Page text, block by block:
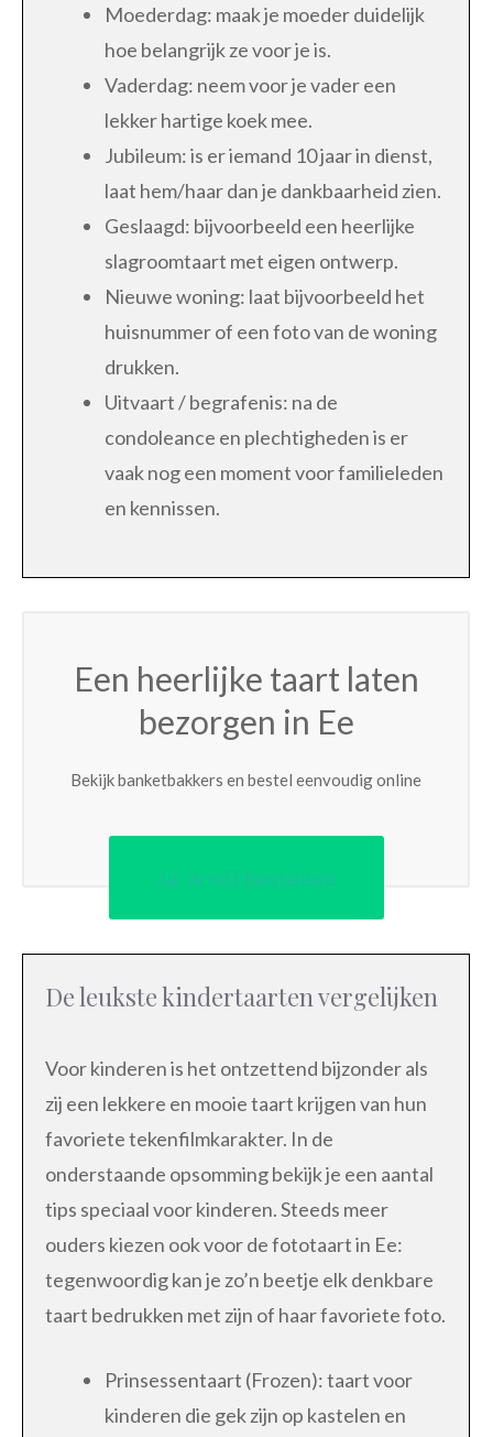
Moederdag: maak je moeder duidelijk
hoe belangrijk ze voor je is.
Vaderdag: neem voor je vader een
lekker hartige koek mee.
Jubileum: is er iemand 10 jaar in dienst,
laat hem/haar dan je dankbaarheid zien.
Geslaagd: bijvoorbeeld een heerlijke
slagroomtaart met eigen ontwerp.
Nieuwe woning: laat bijvoorbeeld het
huisnummer of een foto van de woning
drukken.
Uitvaart / begrafenis: na de
condoleance en plechtigheden is er
vaak nog een moment voor familieleden
en kennissen.
Een heerlijke taart laten
bezorgen in Ee
Bekijk banketbakkers en bestel eenvoudig online
Ja, ik wil bestellen
De leukste kindertaarten vergelijken
Voor kinderen is het ontzettend bijzonder als
zij een lekkere en mooie taart krijgen van hun
favoriete tekenfilmkarakter. In de
onderstaande opsomming bekijk je een aantal
tips speciaal voor kinderen. Steeds meer
ouders kiezen ook voor de fototaart in Ee:
tegenwoordig kan je zo’n beetje elk denkbare
taart bedrukken met zijn of haar favoriete foto.
Prinsessentaart (Frozen): taart voor
kinderen die gek zijn op kastelen en